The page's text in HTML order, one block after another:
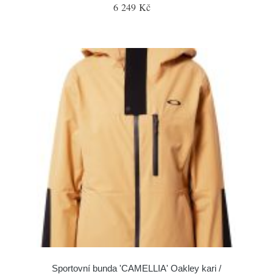
6 249 Kč
Sportovní bunda 'CAMELLIA' Oakley kari /